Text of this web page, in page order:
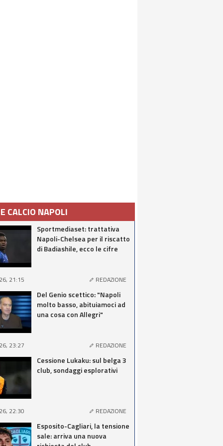
CALCIO NAPOLI
Sportmediaset: trattativa
Napoli-Chelsea per il riscatto
di Badiashile, ecco le cifre
21:15 REDAZIONE
Del Genio scettico: "Napoli
molto basso, abituiamoci ad
una cosa con Allegri"
23:27 REDAZIONE
Cessione Lukaku: sul belga 3
club, sondaggi esplorativi
22:30 REDAZIONE
Esposito-Cagliari, la tensione
sale: arriva una nuova